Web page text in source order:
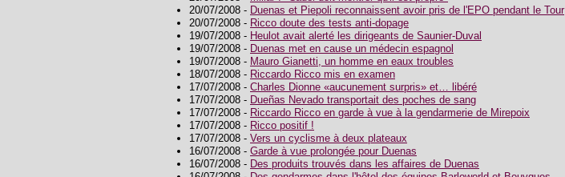
20/07/2008 - Duenas et Piepoli reconnaissent avoir pris de l'EPO pendant le Tour
20/07/2008 - Ricco doute des tests anti-dopage
19/07/2008 - Heulot avait alerté les dirigeants de Saunier-Duval
19/07/2008 - Duenas met en cause un médecin espagnol
19/07/2008 - Mauro Gianetti, un homme en eaux troubles
18/07/2008 - Riccardo Ricco mis en examen
17/07/2008 - Charles Dionne «aucunement surpris» et… libéré
17/07/2008 - Dueñas Nevado transportait des poches de sang
17/07/2008 - Riccardo Ricco en garde à vue à la gendarmerie de Mirepoix
17/07/2008 - Ricco positif !
17/07/2008 - Vers un cyclisme à deux plateaux
16/07/2008 - Garde à vue prolongée pour Duenas
16/07/2008 - Des produits trouvés dans les affaires de Duenas